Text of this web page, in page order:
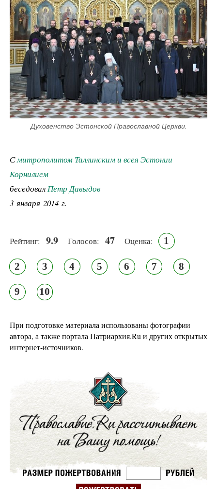
Духовенство Эстонской Православной Церкви.
Смитрополитом Таллинским и всея Эстонии
Корнилием
беседовалПетр Давыдов
3 января 2014 г.
Рейтинг: 9.9 Голосов: 47 Оценка: 1
2 3 4 5 6 7 8
9 10
При подготовке материала использованы фотографии
автора, а также портала Патриархия.Ru и других открытых
интернет-источников.